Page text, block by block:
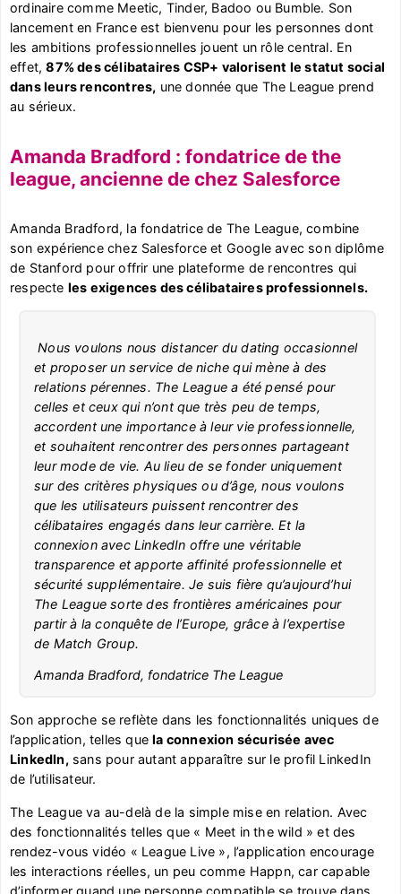
ordinaire comme Meetic, Tinder, Badoo ou Bumble. Son
lancement en France est bienvenu pour les personnes dont
les ambitions professionnelles jouent un rôle central. En
effet,87% des célibataires CSP+ valorisent le statut social
dans leurs rencontres, une donnée que The League prend
au sérieux.
Amanda Bradford : fondatrice de the
league, ancienne de chez Salesforce
Amanda Bradford, la fondatrice de The League, combine
son expérience chez Salesforce et Google avec son diplôme
de Stanford pour offrir une plateforme de rencontres qui
respecte les exigences des célibataires professionnels.
Nous voulons nous distancer du dating occasionnel
et proposer un service de niche qui mène à des
relations pérennes. The League a été pensé pour
celles et ceux qui n’ont que très peu de temps,
accordent une importance à leur vie professionnelle,
et souhaitent rencontrer des personnes partageant
leur mode de vie. Au lieu de se fonder uniquement
sur des critères physiques ou d’âge, nous voulons
que les utilisateurs puissent rencontrer des
célibataires engagés dans leur carrière. Et la
connexion avec LinkedIn offre une véritable
transparence et apporte affinité professionnelle et
sécurité supplémentaire. Je suis fière qu’aujourd’hui
The League sorte des frontières américaines pour
partir à la conquête de l’Europe, grâce à l’expertise
de Match Group.
Amanda Bradford, fondatrice The League
Son approche se reflète dans les fonctionnalités uniques de
l’application, telles quela connexion sécurisée avec
LinkedIn, sans pour autant apparaître sur le profil LinkedIn
de l’utilisateur.
The League va au-delà de la simple mise en relation. Avec
des fonctionnalités telles que « Meet in the wild » et des
rendez-vous vidéo « League Live », l’application encourage
les interactions réelles, un peu comme Happn, car capable
d’informer quand une personne compatible se trouve dans